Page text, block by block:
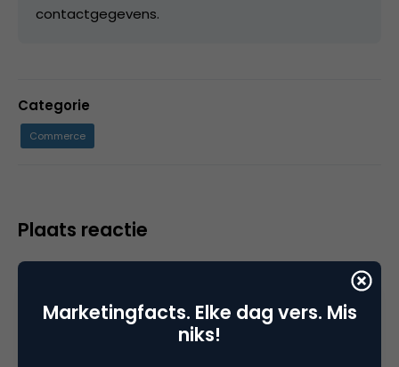
contactgegevens.
Categorie
Commerce
Plaats reactie
Je moet
Marketingfacts. Elke dag vers. Mis
niks!